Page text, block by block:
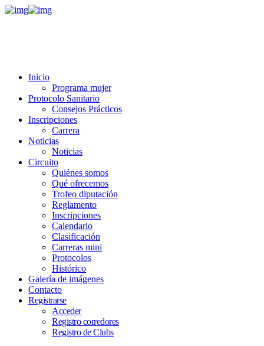
Inicio
Programa mujer
Protocolo Sanitario
Consejos Prácticos
Inscripciones
Carrera
Noticias
Noticias
Circuito
Quiénes somos
Qué ofrecemos
Trofeo diputación
Reglamento
Inscripciones
Calendario
Clasificación
Carreras mini
Protocolos
Histórico
Galería de imágenes
Contacto
Registrarse
Acceder
Registro corredores
Registro de Clubs